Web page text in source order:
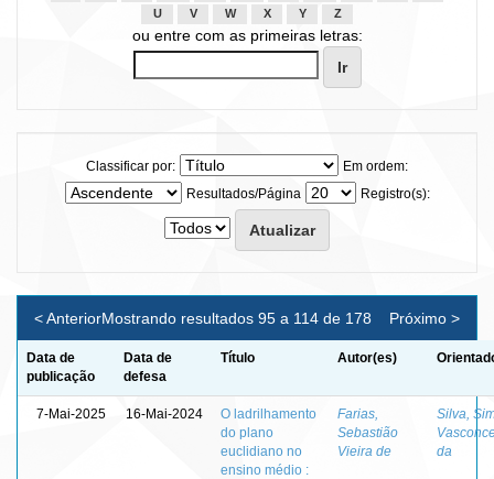
U
V W X Y Z
ou entre com as primeiras letras:
Classificar por:
Em ordem:
Resultados/Página
Registro(s):
Mostrando resultados 95 a 114 de 178
< Anterior Próximo >
Data de
publicação
Data de
defesa
Título Autor(es)
7-Mai-2025 16-Mai-2024
O ladrilhamento
do plano
euclidiano no
ensino médio :
Farias,
Sebastião
Vieira de
Silva,
da